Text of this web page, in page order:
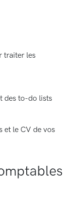
traiter les
des to-do lists
et le CV de vos